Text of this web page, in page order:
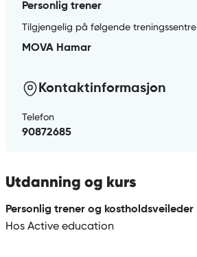
Utdanning og kurs
Personlig trener og kostholdsveileder
Hos Active education
Personlig trener
Tilgjengelig på følgende treningssentre
MOVA Hamar
Kontaktinformasjon
Telefon
90872685